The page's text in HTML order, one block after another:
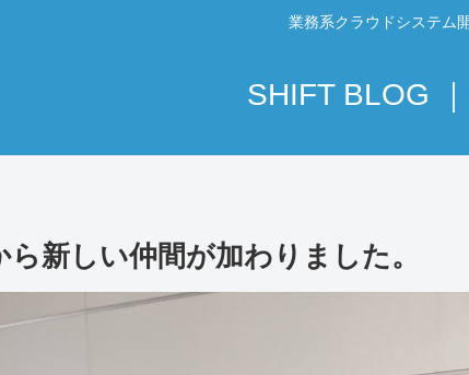
業務系クラウドシステム
SHIFT BLOG
新しい仲間が加わりました。